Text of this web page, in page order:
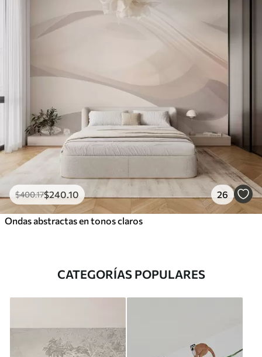
$400.17$240 .10 26
Ondas abstractas en tonos claros
CATEGORÍAS POPULARES